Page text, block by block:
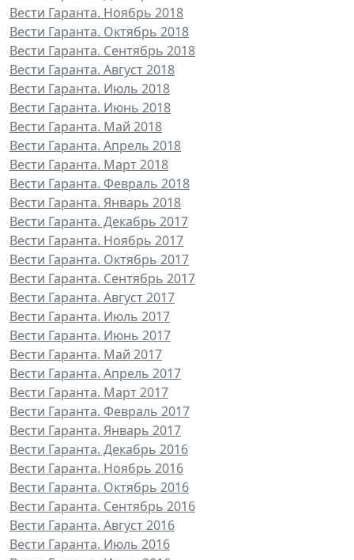
Вести Гаранта. Ноябрь 2018
Вести Гаранта. Октябрь 2018
Вести Гаранта. Сентябрь 2018
Вести Гаранта. Август 2018
Вести Гаранта. Июль 2018
Вести Гаранта. Июнь 2018
Вести Гаранта. Май 2018
Вести Гаранта. Апрель 2018
Вести Гаранта. Март 2018
Вести Гаранта. Февраль 2018
Вести Гаранта. Январь 2018
Вести Гаранта. Декабрь 2017
Вести Гаранта. Ноябрь 2017
Вести Гаранта. Октябрь 2017
Вести Гаранта. Сентябрь 2017
Вести Гаранта. Август 2017
Вести Гаранта. Июль 2017
Вести Гаранта. Июнь 2017
Вести Гаранта. Май 2017
Вести Гаранта. Апрель 2017
Вести Гаранта. Март 2017
Вести Гаранта. Февраль 2017
Вести Гаранта. Январь 2017
Вести Гаранта. Декабрь 2016
Вести Гаранта. Ноябрь 2016
Вести Гаранта. Октябрь 2016
Вести Гаранта. Сентябрь 2016
Вести Гаранта. Август 2016
Вести Гаранта. Июль 2016